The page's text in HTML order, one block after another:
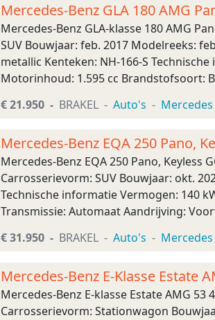
Mercedes-Benz GLA 180 AMG
Mercedes-Benz GLA-klasse 180 AMG
SUV Bouwjaar: feb. 2017 Modelreeks:
metallic Kenteken: NH-166-S
Motorinhoud: 1.595 cc Brandstofsoort:
€ 21.950 BRAKEL Auto's Mercedes
Mercedes-Benz EQA 250 Pano,
Mercedes-Benz EQA 250 Pano,
Carrosserievorm: SUV Bouwjaar: okt.
Technische informatie Vermogen: 140
Transmissie: Automaat Aandrijving:
€ 31.950 BRAKEL Auto's Mercedes
Mercedes-Benz E-Klasse Estate
Mercedes-Benz E-klasse Estate AMG
Carrosserievorm: Stationwagon